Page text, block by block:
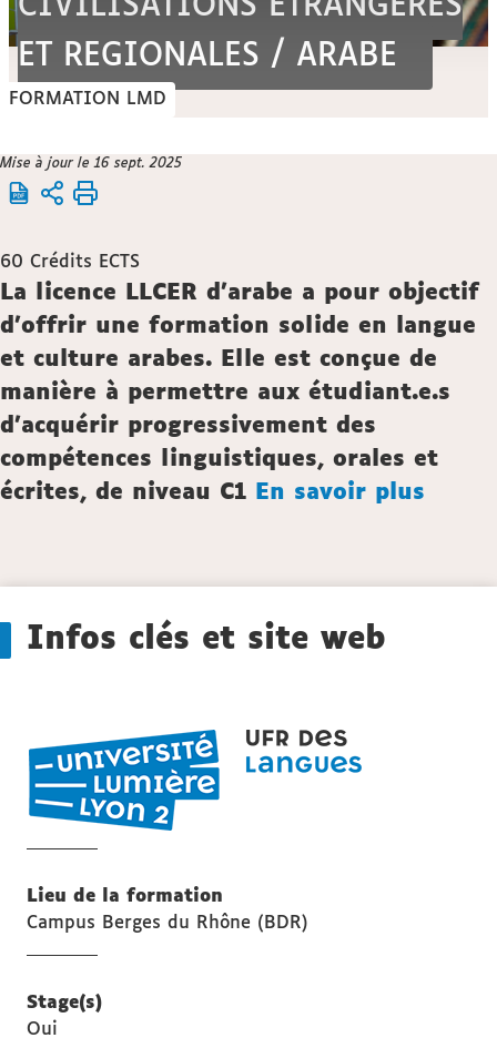
FORMATION LMD
CIVILISATIONS ETRANGERES
ET REGIONALES / ARABE
Vous
êtes
Accueil
Mise à jour le 16 sept. 2025
60 Crédits ECTS
Description
La licence LLCER d'arabe a pour objectif
d'offrir une formation solide en langue
et culture arabes. Elle est conçue de
manière à permettre aux étudiant.e.s
d'acquérir progressivement des
compétences linguistiques, orales et
écrites, de niveau C1
En savoir plus
Infos clés et site web
LANGUES
Lieu de la formation
Campus Berges du Rhône (BDR)
Stage(s)
Oui